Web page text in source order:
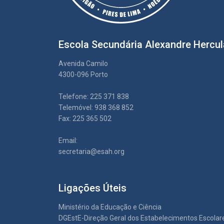
Escola Secundária Alexandre
Avenida Camilo
4300-096 Porto
Telefone: 225 371 838
Telemóvel: 938 368 852
Fax: 225 365 502
Email:
secretaria@esah.org
Ligações Úteis
Ministério da Educação e Ciência
DGEstE-Direção Geral dos Estabelecimentos